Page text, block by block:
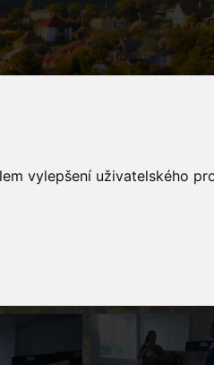
vylepšení uživatelského